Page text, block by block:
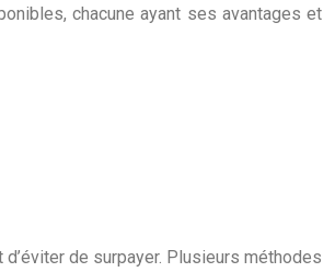
chacune ayant ses avantages et
de surpayer. Plusieurs méthodes